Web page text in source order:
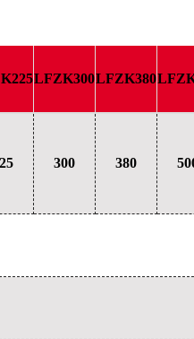
LFZK300LFZK380
300 380